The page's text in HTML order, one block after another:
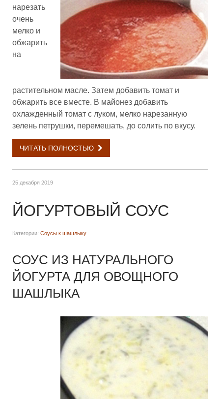
нарезать
очень
мелко и
обжарить
на
растительном масле. Затем добавить томат и
обжарить все вместе. В майонез добавить
охлажденный томат с луком, мелко нарезанную
зелень петрушки, перемешать, до солить по вкусу.
ЧИТАТЬ ПОЛНОСТЬЮ
25 декабря 2019
ЙОГУРТОВЫЙ СОУС
Категории: Соусы к шашлыку
СОУС ИЗ НАТУРАЛЬНОГО
ЙОГУРТА ДЛЯ ОВОЩНОГО
ШАШЛЫКА